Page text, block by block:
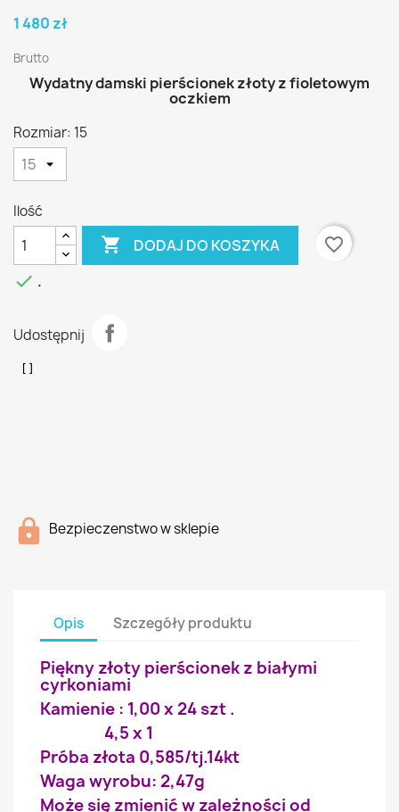
1 480 zł
Brutto
Wydatny damski pierścionek złoty z fioletowym
oczkiem
Rozmiar: 15
Ilość
 DODAJ DO KOSZYKA
favorite_border
 .
Udostępnij
Bezpieczenstwo w sklepie
Opis Szczegóły produktu
Piękny złoty pierścionek z białymi
cyrkoniami
Kamienie : 1,00 x 24 szt .
4,5 x 1
Próba złota 0,585/tj.14kt
Waga wyrobu: 2,47g
Może się zmienić w zależności od